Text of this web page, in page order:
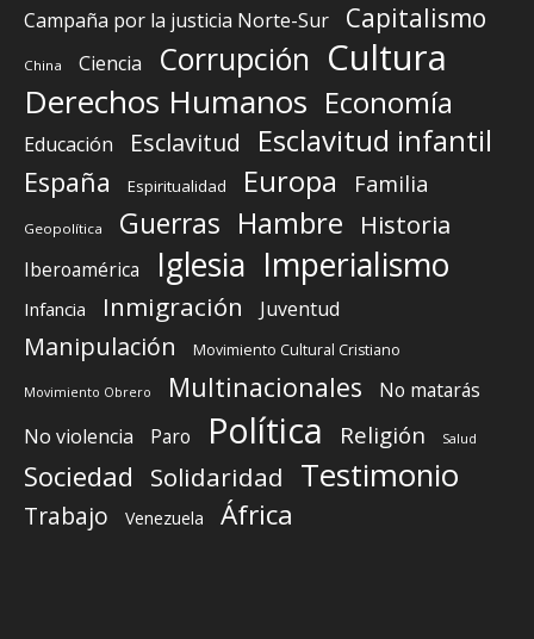
Campaña por la justicia Norte-Sur Capitalismo
China Ciencia Corrupción Cultura
Derechos Humanos Economía
Educación Esclavitud Esclavitud infantil
España Espiritualidad Europa Familia
Geopolítica Guerras Hambre Historia
Iberoamérica Iglesia Imperialismo
Infancia Inmigración Juventud
Manipulación Movimiento Cultural Cristiano
Movimiento Obrero Multinacionales
No matarás
No violencia
Paro Política Religión Salud
Sociedad Solidaridad Testimonio
Trabajo Venezuela África